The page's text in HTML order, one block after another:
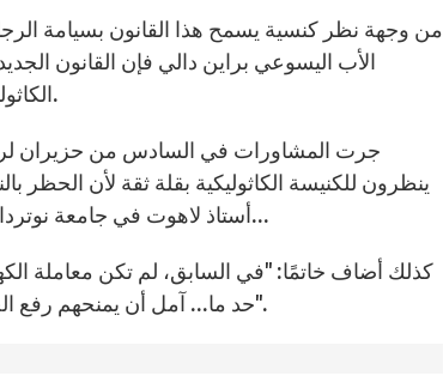
من وجهة نظر كنسية يسمح هذا القانون بسيامة
الأب اليسوعي براين دالي فإن القانون
الكاثوليك الشرقيين وحتى الأرثوذكس يشكل هذا الموضع جرحًا واستياء للأغلبية.
جرت المشاورات في السادس من حزيران لرفع
ينظرون للكنيسة الكاثوليكية بقلة ثقة لأن الحظر
أستاذ لاهوت في جامعة نوتردام في ولاية إنديانا أنه من المهم أنه تم توضيح هذا الموضوع وإزالة الحظر...
كذلك أضاف خاتمًا: "في السابق، لم تكن معاملة
حد ما... آمل أن يمنحهم رفع الحظر هذا مزيدا من الاحترام، بخاصة الآن بعد أن وافق عليه الأب الأقدس".